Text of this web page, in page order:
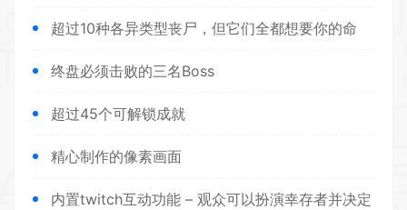
超过10种各异类型丧尸，但它们全都想要你的命
终盘必须击败的三名Boss
超过45个可解锁成就
精心制作的像素画面
内置twitch互动功能 – 观众可以扮演幸存者并决定